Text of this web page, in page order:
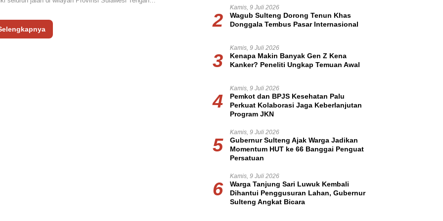
2
Kamis, 9 Juli 2026
Wagub Sulteng Dorong Tenun Khas
Donggala Tembus Pasar Internasional
3
Kamis, 9 Juli 2026
Kenapa Makin Banyak Gen Z Kena
Kanker? Peneliti Ungkap Temuan Awal
4
Kamis, 9 Juli 2026
Pemkot dan BPJS Kesehatan Palu
Perkuat Kolaborasi Jaga Keberlanjutan
Program JKN
5
Kamis, 9 Juli 2026
Gubernur Sulteng Ajak Warga Jadikan
Momentum HUT ke 66 Banggai Penguat
Persatuan
6
Kamis, 9 Juli 2026
Warga Tanjung Sari Luwuk Kembali
Dihantui Penggusuran Lahan, Gubernur
Sulteng Angkat Bicara